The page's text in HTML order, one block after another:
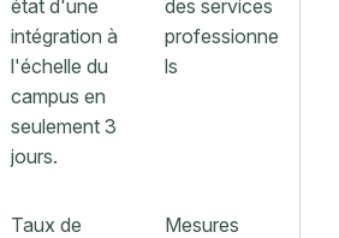
état d'une
intégration à
l'échelle du
campus en
seulement 3
jours.
des services
professionne
ls
Taux de
Mesures